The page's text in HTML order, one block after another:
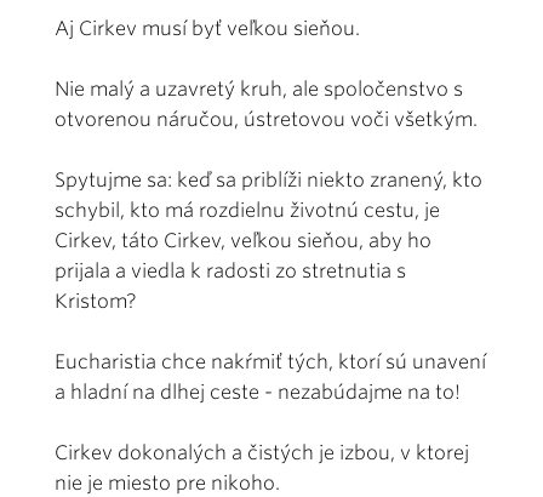
Aj Cirkev musí byť veľkou sieňou.
Nie malý a uzavretý kruh, ale spoločenstvo s
otvorenou náručou, ústretovou voči všetkým.
Spytujme sa: keď sa priblíži niekto zranený, kto
schybil, kto má rozdielnu životnú cestu, je
Cirkev, táto Cirkev, veľkou sieňou, aby ho
prijala a viedla k radosti zo stretnutia s
Kristom?
Eucharistia chce nakŕmiť tých, ktorí sú unavení
a hladní na dlhej ceste - nezabúdajme na to!
Cirkev dokonalých a čistých je izbou, v ktorej
nie je miesto pre nikoho.